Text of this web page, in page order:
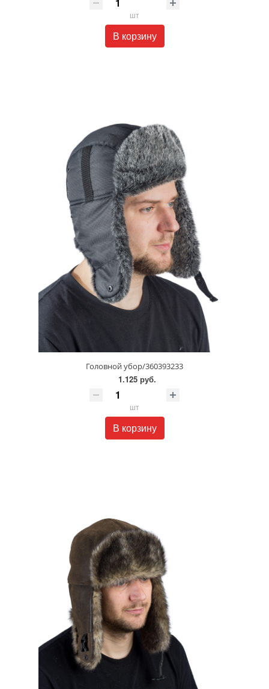
шт
В корзину
Головной убор/360393233
1.125 руб.
шт
В корзину